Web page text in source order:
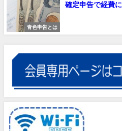
青色申告とは
確定申告で経費